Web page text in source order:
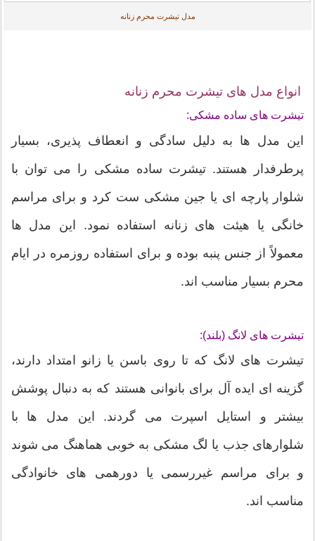
مدل تیشرت محرم زنانه
انواع مدل های تیشرت محرم زنانه
تیشرت های ساده مشکی:
این مدل ها به دلیل سادگی و انعطاف پذیری، بسیار
پرطرفدار هستند. تیشرت ساده مشکی را می توان با
شلوار پارچه ای یا جین مشکی ست کرد و برای مراسم
خانگی یا هیئت های زنانه استفاده نمود. این مدل ها
معمولاً از جنس پنبه بوده و برای استفاده روزمره در ایام
محرم بسیار مناسب اند.
تیشرت های لانگ (بلند):
تیشرت های لانگ که تا روی باسن یا زانو امتداد دارند،
گزینه ای ایده آل برای بانوانی هستند که به دنبال پوشش
بیشتر و استایل اسپرت می گردند. این مدل ها با
شلوارهای جذب یا لگ مشکی به خوبی هماهنگ می شوند
و برای مراسم غیررسمی یا دورهمی های خانوادگی
مناسب اند.